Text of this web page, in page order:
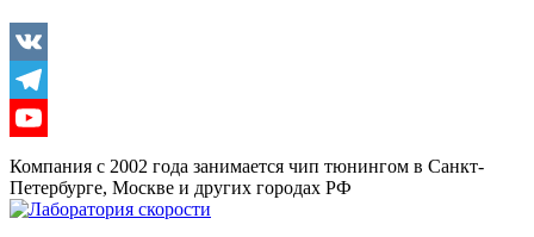
Vkontakte
Telegram
Youtube
Компания с 2002 года занимается чип тюнингом в Санкт-
Петербурге, Москве и других городах РФ